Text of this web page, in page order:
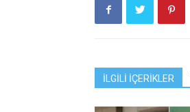
İLGİLİ İÇERİKLER